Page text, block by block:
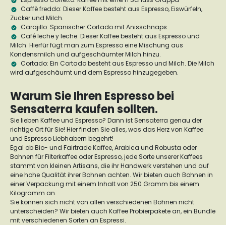
Caffè freddo: Dieser Kaffee besteht aus Espresso, Eiswürfeln,
Zucker und Milch.
Carajillo: Spanischer Cortado mit Anisschnaps.
Café leche y leche: Dieser Kaffee besteht aus Espresso und
Milch. Hierfür fügt man zum Espresso eine Mischung aus
Kondensmilch und aufgeschäumter Milch hinzu.
Cortado: Ein Cortado besteht aus Espresso und Milch. Die Milch
wird aufgeschäumt und dem Espresso hinzugegeben.
Warum Sie Ihren Espresso bei
Sensaterra kaufen sollten.
Sie lieben Kaffee und Espresso? Dann ist Sensaterra genau der
richtige Ort für Sie! Hier finden Sie alles, was das Herz von Kaffee
und Espresso Liebhabern begehrt!
Egal ob Bio- und Fairtrade Kaffee, Arabica und Robusta oder
Bohnen für Filterkaffee oder Espresso, jede Sorte unserer Kaffees
stammt von kleinen Artisans, die ihr Handwerk verstehen und auf
eine hohe Qualität ihrer Bohnen achten. Wir bieten auch Bohnen in
einer Verpackung mit einem Inhalt von 250 Gramm bis einem
Kilogramm an.
Sie können sich nicht von allen verschiedenen Bohnen nicht
unterscheiden? Wir bieten auch Kaffee Probierpakete an, ein Bundle
mit verschiedenen Sorten an Espressi.